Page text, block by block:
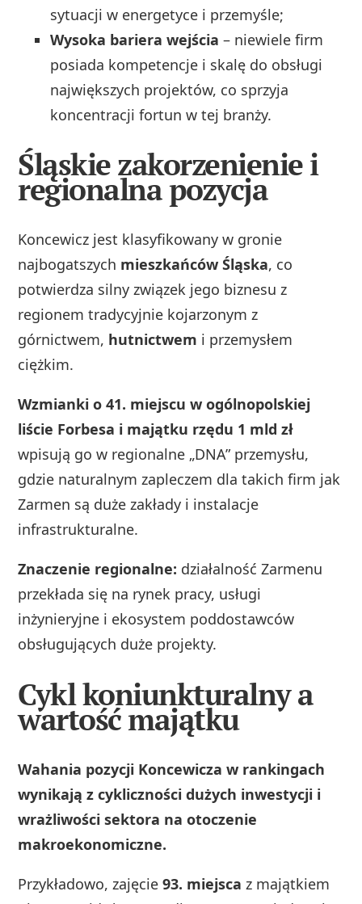
sytuacji w energetyce i przemyśle;
Wysoka bariera wejścia – niewiele firm
posiada kompetencje i skalę do obsługi
największych projektów, co sprzyja
koncentracji fortun w tej branży.
Śląskie zakorzenienie i
regionalna pozycja
Koncewicz jest klasyfikowany w gronie
najbogatszych mieszkańców Śląska, co
potwierdza silny związek jego biznesu z
regionem tradycyjnie kojarzonym z
górnictwem, hutnictwem i przemysłem
ciężkim.
Wzmianki o 41. miejscu w ogólnopolskiej
liście Forbesa i majątku rzędu 1 mld zł
wpisują go w regionalne „DNA” przemysłu,
gdzie naturalnym zapleczem dla takich firm jak
Zarmen są duże zakłady i instalacje
infrastrukturalne.
Znaczenie regionalne: działalność Zarmenu
przekłada się na rynek pracy, usługi
inżynieryjne i ekosystem poddostawców
obsługujących duże projekty.
Cykl koniunkturalny a
wartość majątku
Wahania pozycji Koncewicza w rankingach
wynikają z cykliczności dużych inwestycji i
wrażliwości sektora na otoczenie
makroekonomiczne.
Przykładowo, zajęcie93. miejsca z majątkiem